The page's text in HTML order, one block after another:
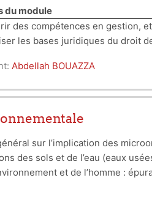
du module
des compétences en gestion,
4- Connaître les principes du
Abdellah BOUAZZA
sur l’implication des
des sols et de l’eau (eaux
et de l’homme :
et biofertilisants.
permettre aux étudiants d'a
(ISO 14000, Système de